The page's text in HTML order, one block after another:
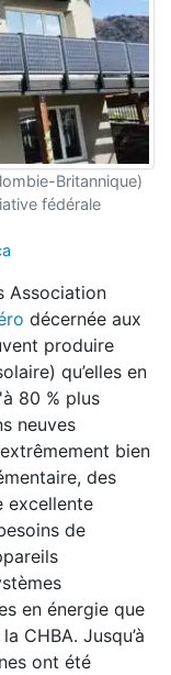
Britannique)
fédérale
Association
décernée aux
produire
qu’elles en
80 % plus
neuves
bien
des
excellente
de
en énergie que
CHBA. Jusqu’à
ont été